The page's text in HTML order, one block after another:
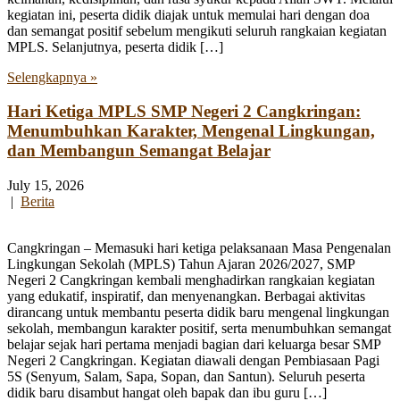
kegiatan ini, peserta didik diajak untuk memulai hari dengan doa
dan semangat positif sebelum mengikuti seluruh rangkaian kegiatan
MPLS. Selanjutnya, peserta didik […]
Selengkapnya »
Hari Ketiga MPLS SMP Negeri 2 Cangkringan:
Menumbuhkan Karakter, Mengenal Lingkungan,
dan Membangun Semangat Belajar
July 15, 2026
| Berita
Cangkringan – Memasuki hari ketiga pelaksanaan Masa Pengenalan
Lingkungan Sekolah (MPLS) Tahun Ajaran 2026/2027, SMP
Negeri 2 Cangkringan kembali menghadirkan rangkaian kegiatan
yang edukatif, inspiratif, dan menyenangkan. Berbagai aktivitas
dirancang untuk membantu peserta didik baru mengenal lingkungan
sekolah, membangun karakter positif, serta menumbuhkan semangat
belajar sejak hari pertama menjadi bagian dari keluarga besar SMP
Negeri 2 Cangkringan. Kegiatan diawali dengan Pembiasaan Pagi
5S (Senyum, Salam, Sapa, Sopan, dan Santun). Seluruh peserta
didik baru disambut hangat oleh bapak dan ibu guru […]